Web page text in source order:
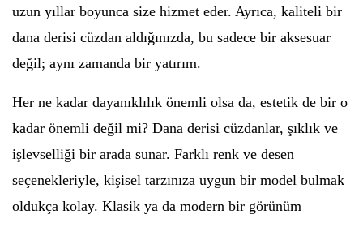
uzun yıllar boyunca size hizmet eder. Ayrıca, kaliteli bir
dana derisi cüzdan aldığınızda, bu sadece bir aksesuar
değil; aynı zamanda bir yatırım.
Her ne kadar dayanıklılık önemli olsa da, estetik de bir o
kadar önemli değil mi? Dana derisi cüzdanlar, şıklık ve
işlevselliği bir arada sunar. Farklı renk ve desen
seçenekleriyle, kişisel tarzınıza uygun bir model bulmak
oldukça kolay. Klasik ya da modern bir görünüm